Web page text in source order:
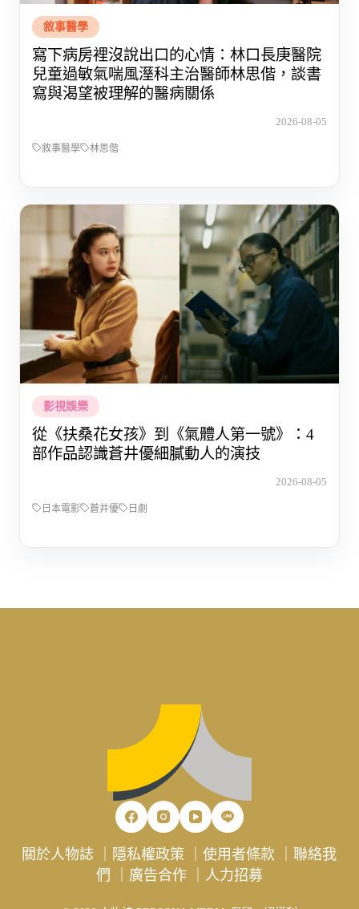
敘事醫學
寫下病房裡沒說出口的心情：林口長庚醫院
兒童過敏氣喘風溼科主治醫師林思偕，談書
寫與渴望被理解的醫病關係
2026-08-05
敘事醫學 林思偕
影視娛樂
從《扶桑花女孩》到《氣體人第一號》：4
部作品認識蒼井優細膩動人的演技
2026-08-05
日本電影 蒼井優 日劇
關於人物誌 隱私權政策 ｜使用者條款 ｜聯絡我
們
廣告合作｜ 人力招募